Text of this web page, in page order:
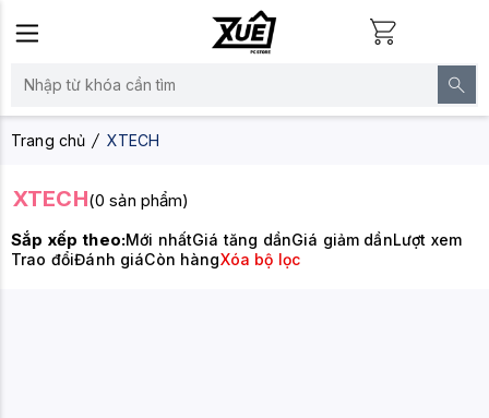
Trang chủ XTECH
XTECH(0 sản phẩm)
Sắp xếp theo:Mới nhấtGiá tăng dầnGiá giảm dầnLượt xem
Trao đổiĐánh giáCòn hàngXóa bộ lọc